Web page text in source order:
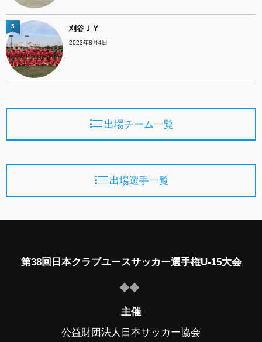
刈谷ＪＹ
2023年8月4日
5
出場チーム一覧
出場選手一覧
第38回日本クラブユースサッカー選手権U-15大会
主催
公益財団法人日本サッカー協会